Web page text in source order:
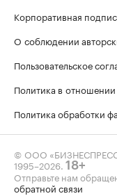
Корпоративная
О соблюдении
Пользовательское
Политика в
Политика обработки
© ООО
1995–2026. 18+
Отправьте нам
обратной связи